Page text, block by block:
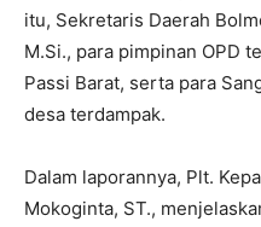
itu, Sekretaris Daerah
M.Si., para pimpinan OPD
Passi Barat, serta para
desa terdampak.
Dalam laporannya, Plt.
Mokoginta, ST.,